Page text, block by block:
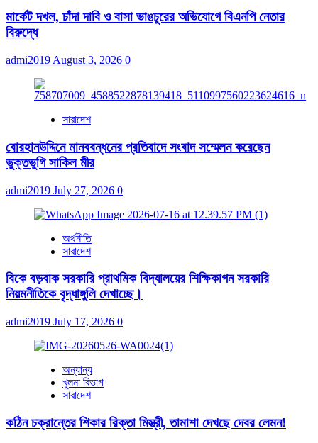
মার্কেট দখল, চাঁদা দাবি ও বাসা ভাঙচুরের অভিযোগে বিএনপি নেতার
বিরুদ্ধে
admi2019 August 3, 2026 0
সারাদেশ
বোরহানউদ্দিনে মানববন্ধনের প্রতিবাদে সংবাদ সম্মেলন করেছেন
ভুক্তভুগি সাকিল মীর
admi2019 July 27, 2026 0
অর্থনীতি
সারাদেশ
বিকে বড়বাক সরকারি প্রাথমিক বিদ্যালয়ের শিক্ষিকাগন সরকারি
নিয়মনীতিকে বৃদ্ধাঙ্গুলি দেখাচ্ছে।
admi2019 July 17, 2026 0
অন্যান্য
খুলনা বিভাগ
সারাদেশ
কঠিন চক্রান্তের শিকার রিক্তা মিস্ত্রী, তামাশা দেখছে দেবর লেমন!